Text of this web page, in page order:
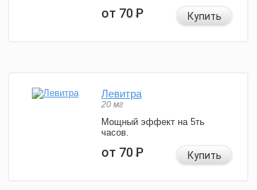
от 70Р Купить
Левитра
20 мг
Мощный эффект на 5ть
часов.
от 70Р Купить